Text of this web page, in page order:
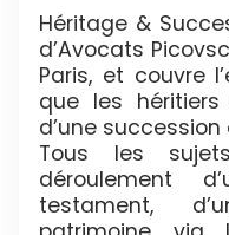
Héritage &
d’Avocats
Paris, et couvre
que les
d’une succession
Tous les
déroulement
testament,